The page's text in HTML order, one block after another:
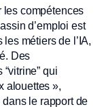
les compétences
d’emploi est
les métiers de l’IA,
Des
qui
alouettes »,
dans le rapport de